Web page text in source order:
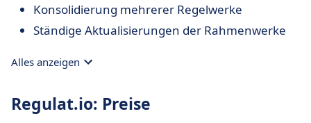
Konsolidierung mehrerer Regelwerke
Ständige Aktualisierungen der Rahmenwerke
Alles anzeigen
Regulat.io: Preise